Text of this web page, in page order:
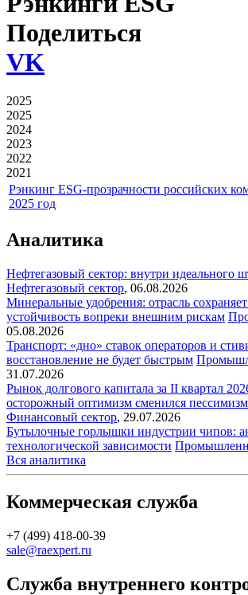
Поделиться
VK
2025
2025
2024
2023
2022
2021
Рэнкинг ESG-прозрачности российских
2025 год
Аналитика
Нефтегазовый сектор: внутри идеального
Нефтегазовый сектор, 06.08.2026
Минеральные удобрения: отрасль
устойчивость вопреки внешним рискам
05.08.2026
Транспорт: «дно» ставок операторов и
восстановление не будет быстрым
31.07.2026
Рынок долгового капитала за II квартал
осторожный оптимизм сменился
Финансовый сектор, 29.07.2026
Бутылочные горлышки индустрии чипов:
технологической зависимости
Вся аналитика
Коммерческая служба
+7 (499) 418-00-39
sale@raexpert.ru
Служба внутреннего